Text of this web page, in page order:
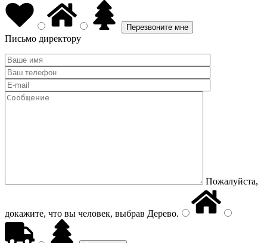
Письмо директору
Пожалуйста,
докажите, что вы человек, выбрав Дерево.